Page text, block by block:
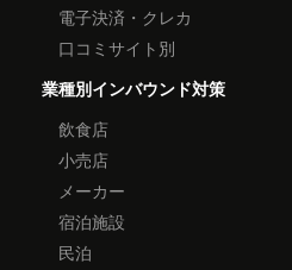
電子決済・クレカ
口コミサイト別
業種別インバウンド対策
飲食店
小売店
メーカー
宿泊施設
民泊